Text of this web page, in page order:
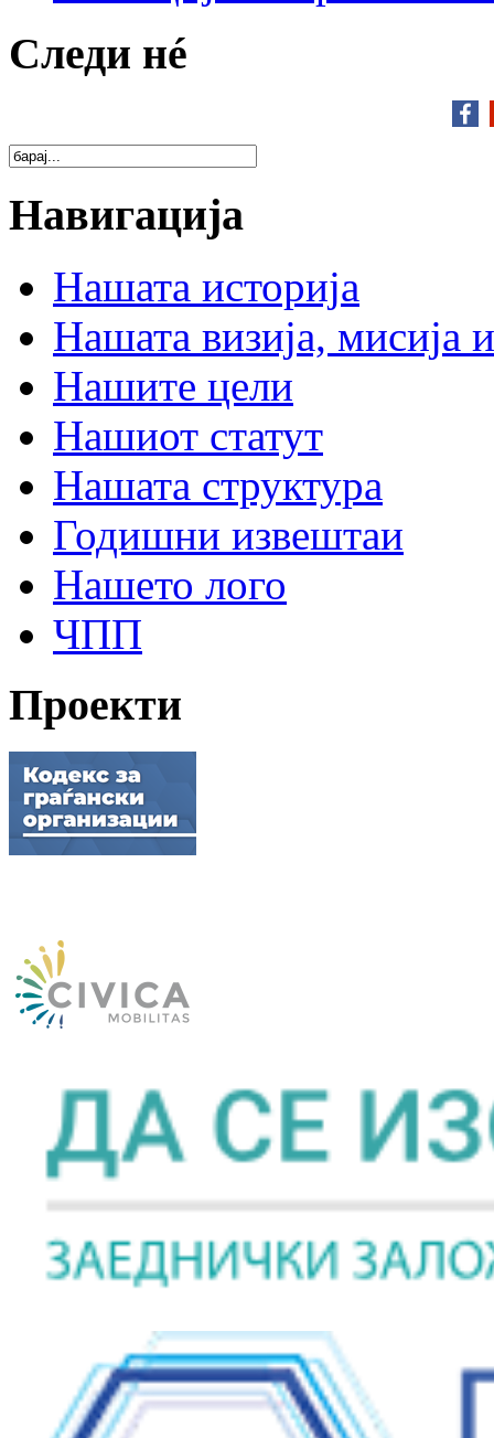
Следи нé
Навигација
Нашата историја
Нашата визија, мисија и
Нашите цели
Нашиот статут
Нашата структура
Годишни извештаи
Нашето лого
ЧПП
Проекти